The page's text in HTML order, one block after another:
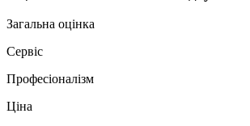
Загальна оцінка
Сервіс
Професіоналізм
Ціна